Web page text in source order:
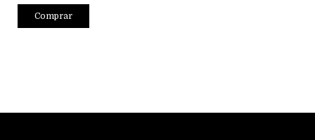
Comprar